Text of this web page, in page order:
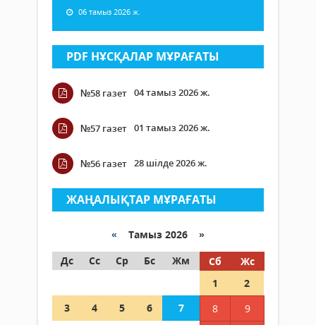
06 тамыз 2026 ж.
PDF НҰСҚАЛАР МҰРАҒАТЫ
№58 газет 04 тамыз 2026 ж.
№57 газет 01 тамыз 2026 ж.
№56 газет 28 шілде 2026 ж.
ЖАҢАЛЫҚТАР МҰРАҒАТЫ
« Тамыз 2026 »
Дс
Сс Ср Бс Жм Сб
Жс
1
2
3
4 5 6 7 8
9